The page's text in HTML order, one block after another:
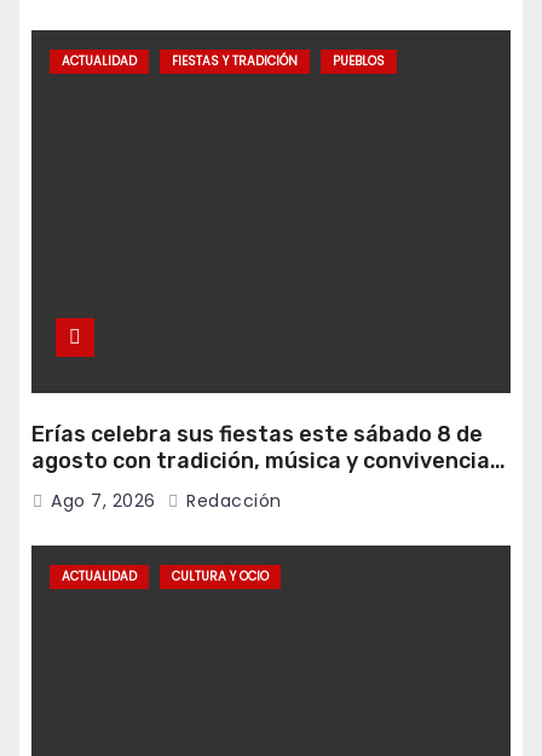
ACTUALIDAD FIESTAS Y TRADICIÓN PUEBLOS
Erías celebra sus fiestas este sábado 8 de
agosto con tradición, música y convivencia
vecinal
Ago 7, 2026 Redacción
ACTUALIDAD CULTURA Y OCIO